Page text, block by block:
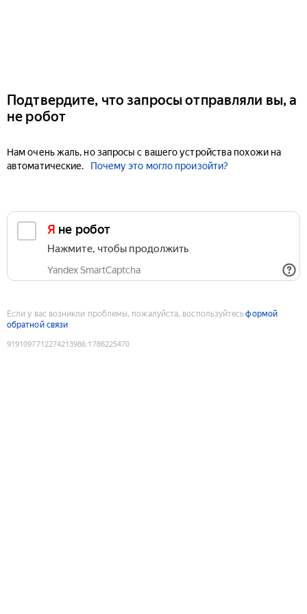
Подтвердите, что запросы отправляли вы, а
не робот
Нам очень жаль, но запросы с вашего устройства похожи на
автоматические.
Почему это могло произойти?
Я не робот
Нажмите, чтобы продолжить
Yandex SmartCaptcha
Если у вас возникли проблемы, пожалуйста, воспользуйтесьформой
обратной связи
9191097712274213986:1786225470